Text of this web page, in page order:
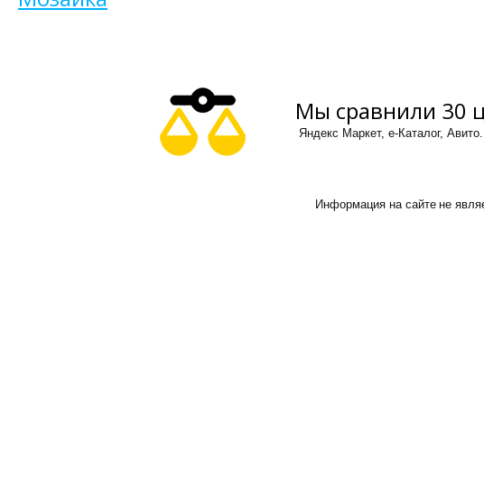
Мы сравнили 30
Яндекс Маркет, е-Каталог, Авито.
Информация на сайте не